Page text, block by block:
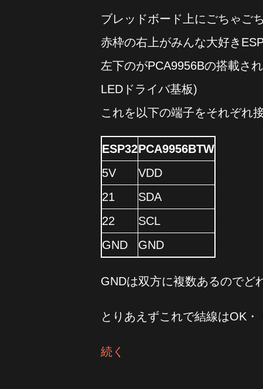
ブレッドボード上にごちゃご
赤枠の右上がみんな大好き
左下のがPCA9956Bの搭載さ
LEDドライバ基板)
これを以下の端子をそれぞれ
ESP32PCA9956BTW
5V
VDD
21
SDA
22
SCL
GND
GND
GNDは双方に複数あるのでど
とりあえずこれで結線はOK・
続く